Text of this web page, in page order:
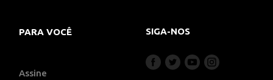
PARA VOCÊ
Assine
SIGA-NOS